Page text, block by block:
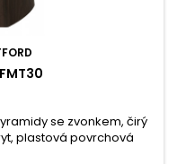
se zvonkem, čirý
plastová povrchová
kg, rozměry 205 x 100 x